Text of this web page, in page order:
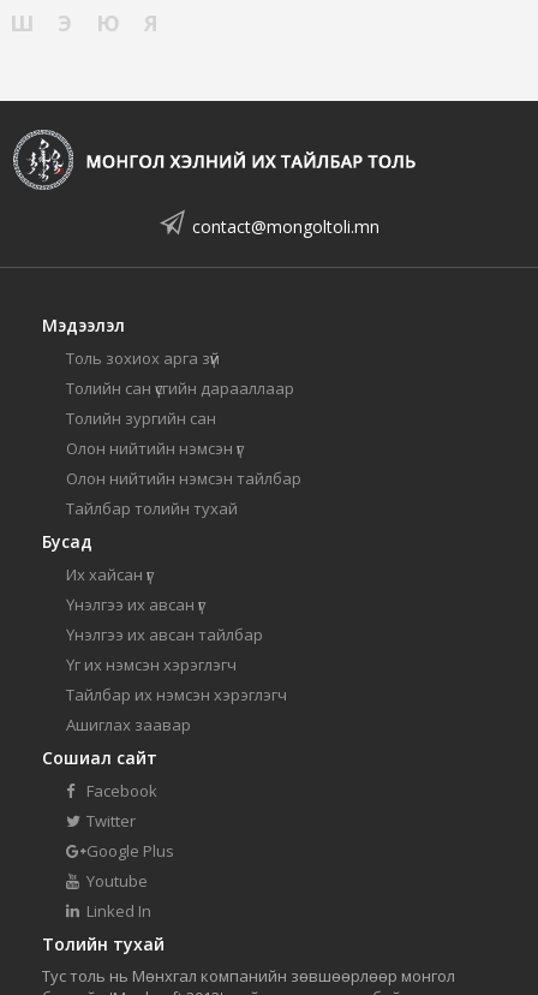
Ш
Э Ю Я
contact@mongoltoli.mn
Мэдээлэл
Толь зохиох арга зүй
Толийн сан үсгийн дарааллаар
Толийн зургийн сан
Олон нийтийн нэмсэн үг
Олон нийтийн нэмсэн тайлбар
Тайлбар толийн тухай
Бусад
Их хайсан үг
Үнэлгээ их авсан үг
Үнэлгээ их авсан тайлбар
Үг их нэмсэн хэрэглэгч
Тайлбар их нэмсэн хэрэглэгч
Ашиглах заавар
Сошиал сайт
Facebook
Twitter
Google Plus
Youtube
Linked In
Толийн тухай
Тус толь нь Мөнхгал компанийн зөвшөөрлөөр монгол